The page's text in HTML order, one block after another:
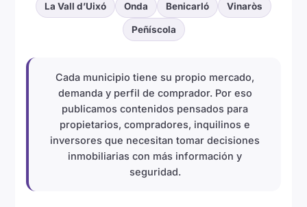
La Vall d’Uixó Onda Benicarló Vinaròs
Peñíscola
Cada municipio tiene su propio mercado,
demanda y perfil de comprador. Por eso
publicamos contenidos pensados para
propietarios, compradores, inquilinos e
inversores que necesitan tomar decisiones
inmobiliarias con más información y
seguridad.